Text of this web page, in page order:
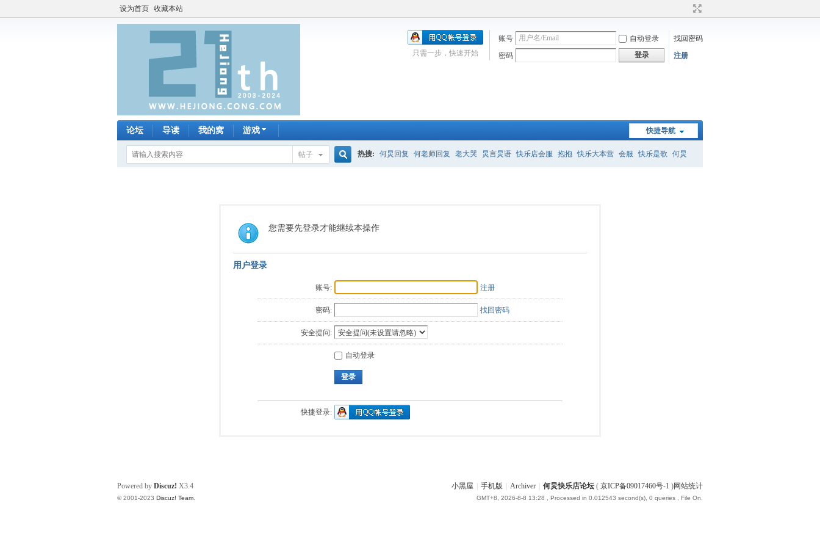
设为首页 收藏本站
账号 自动登录
找回密码
密码
登录 注册
只需一步，快速开始
快捷导航
论坛 导读 我的窝 游戏
帖子
索
热搜: 何炅回复 何老师回复 老大哭 炅言炅语 快乐店会服 抱抱 快乐大本营 会服 快乐是歌 何炅
您需要先登录才能继续本操作
用户登录
账号: 注册
密码: 找回密码
安全提问:
自动登录
登录
快捷登录:
小黑屋 手机版 Archiver 何炅快乐店论坛 ( 京ICP备09017460号-1 )网站统计
GMT+8, 2026-8-8 13:28 , Processed in 0.012543 second(s), 0 queries , File On.
Powered by Discuz! X3.4
© 2001-2023 Discuz! Team